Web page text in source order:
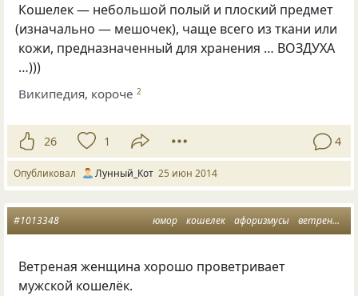
Кошелек — небольшой полый и плоский предмет
(изначально — мешочек), чаще всего из ткани или
кожи, предназначенный для хранения … ВОЗДУХА
…)))
Википедия, короче 2
26 1 4
Опубликовал Лунный_Кот 25 июн 2014
юмор кошелек афоризмусы ветреная женщина
#1013348
Ветреная женщина хорошо проветривает
мужской кошелёк.